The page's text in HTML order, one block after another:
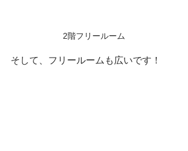
2階フリールーム
そして、フリールームも広いです！